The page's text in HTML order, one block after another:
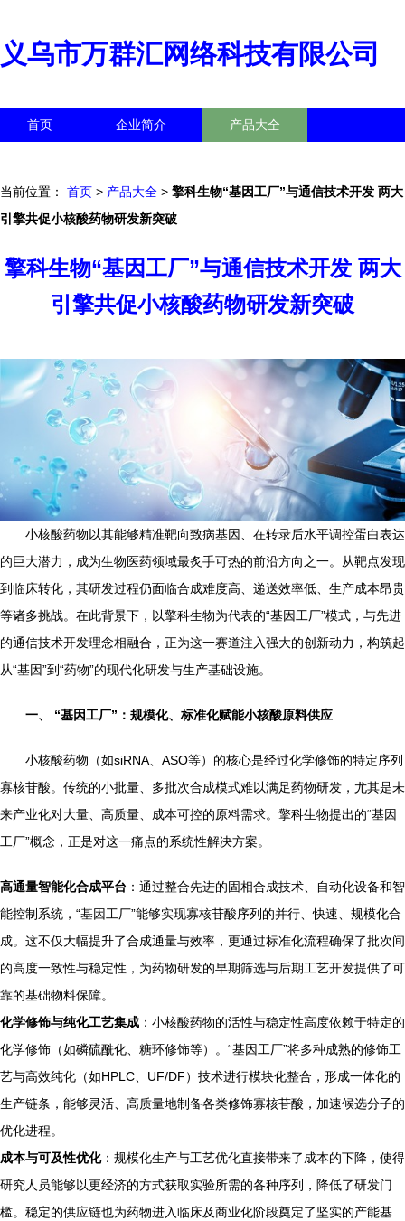
义乌市万群汇网络科技有限公司
首页 企业简介 产品大全
当前位置： 首页 > 产品大全 > 擎科生物“基因工厂”与通信技术开发 两大
引擎共促小核酸药物研发新突破
擎科生物“基因工厂”与通信技术开发 两大
引擎共促小核酸药物研发新突破
小核酸药物以其能够精准靶向致病基因、在转录后水平调控蛋白表达
的巨大潜力，成为生物医药领域最炙手可热的前沿方向之一。从靶点发现
到临床转化，其研发过程仍面临合成难度高、递送效率低、生产成本昂贵
等诸多挑战。在此背景下，以擎科生物为代表的“基因工厂”模式，与先进
的通信技术开发理念相融合，正为这一赛道注入强大的创新动力，构筑起
从“基因”到“药物”的现代化研发与生产基础设施。
一、 “基因工厂”：规模化、标准化赋能小核酸原料供应
小核酸药物（如siRNA、ASO等）的核心是经过化学修饰的特定序列
寡核苷酸。传统的小批量、多批次合成模式难以满足药物研发，尤其是未
来产业化对大量、高质量、成本可控的原料需求。擎科生物提出的“基因
工厂”概念，正是对这一痛点的系统性解决方案。
高通量智能化合成平台 ：通过整合先进的固相合成技术、自动化设备和智
能控制系统，“基因工厂”能够实现寡核苷酸序列的并行、快速、规模化合
成。这不仅大幅提升了合成通量与效率，更通过标准化流程确保了批次间
的高度一致性与稳定性，为药物研发的早期筛选与后期工艺开发提供了可
靠的基础物料保障。
化学修饰与纯化工艺集成 ：小核酸药物的活性与稳定性高度依赖于特定的
化学修饰（如磷硫酰化、糖环修饰等）。“基因工厂”将多种成熟的修饰工
艺与高效纯化（如HPLC、UF/DF）技术进行模块化整合，形成一体化的
生产链条，能够灵活、高质量地制备各类修饰寡核苷酸，加速候选分子的
优化进程。
成本与可及性优化：规模化生产与工艺优化直接带来了成本的下降，使得
研究人员能够以更经济的方式获取实验所需的各种序列，降低了研发门
槛。稳定的供应链也为药物进入临床及商业化阶段奠定了坚实的产能基